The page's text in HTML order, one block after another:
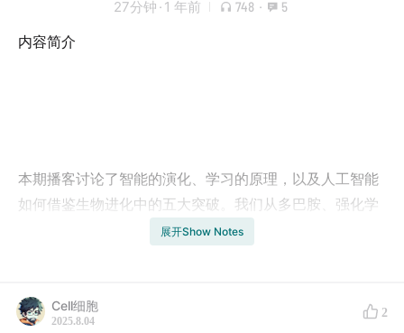
27分钟 · 1 年前 748 · 5
内容简介
本期播客讨论了智能的演化、学习的原理，以及人工智能
如何借鉴生物进化中的五大突破。我们从多巴胺、强化学
习、想象力的光辉与诅咒，聊到人类如何通过语言跨越代
任何的学习都会导致我们大脑中 860 亿个神经元中的某些
展开Show Notes
Cell细胞
2025.8.04
2